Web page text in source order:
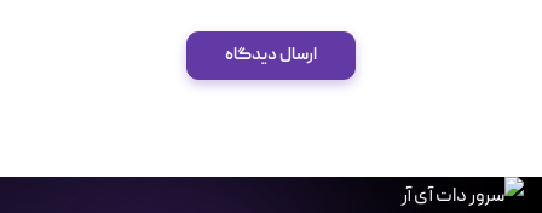
ارسال دیدگاه